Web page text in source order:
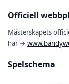
Officiell
Mästerskapets
här →
Spelschema